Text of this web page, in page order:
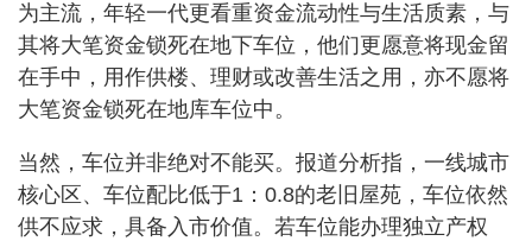
为主流，年轻一代更看重资金流动性与生活质素，与
其将大笔资金锁死在地下车位，他们更愿意将现金留
在手中，用作供楼、理财或改善生活之用，亦不愿将
大笔资金锁死在地库车位中。
当然，车位并非绝对不能买。报道分析指，一线城市
核心区、车位配比低于1：0.8的老旧屋苑，车位依然
供不应求，具备入市价值。若车位能办理独立产权